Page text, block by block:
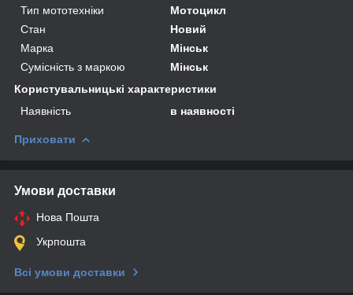
Тип мототехніки
Мотоцикл
Стан
Новий
Марка
Мінськ
Сумісність з маркою
Мінськ
Користувальницькі характеристики
Наявність
в наявності
Приховати
Умови доставки
Нова Пошта
Укрпошта
Всі умови доставки